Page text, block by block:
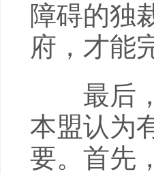
障碍的独
府，才能
最后，
本盟认为
要。首先